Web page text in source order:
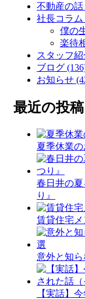
不動産の話
社長コラム
僕の
楽待
スタッフ紹
ブログ
お知らせ
最近の投稿
夏季休業
春日井の
り』
賃貸住宅
意外と知
【実話】